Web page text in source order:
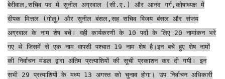
बेरीवाल,सचिव पद में सुनील अग्रवाल (सी.ए.) और आनंद गर्ग,कोषाध्यक्ष में
दीपक मित्तल (गोलू) और सुनील बंसल,सह सचिव विजय बंसल और संजय
अग्रवाल के नाम शेष बचें। वही कार्यकरणी के 10 पदों के लिए 20 नामांकन भरे
गए थे जिसमें से एक नाम वापसी पश्चात 19 नाम शेष है।इन बचे हुए शेष नामों
की निर्वाचन मंडल द्वारा अंतिम प्रत्याशियों की सूची प्रकाशन कर दी गयी। इन
सभी 29 प्रत्याशियों के मध्य 13 अगस्त को चुनाव होगा। उप निर्वाचन अधिकारी